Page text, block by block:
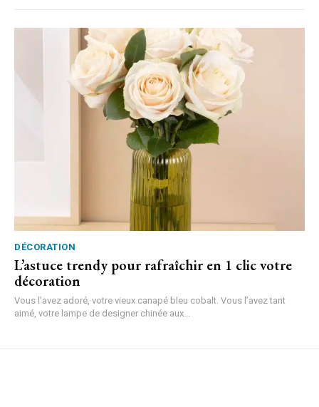
DÉCORATION
L’astuce trendy pour rafraîchir en 1 clic votre
décoration
Vous l’avez adoré, votre vieux canapé bleu cobalt. Vous l’avez tant
aimé, votre lampe de designer chinée aux...